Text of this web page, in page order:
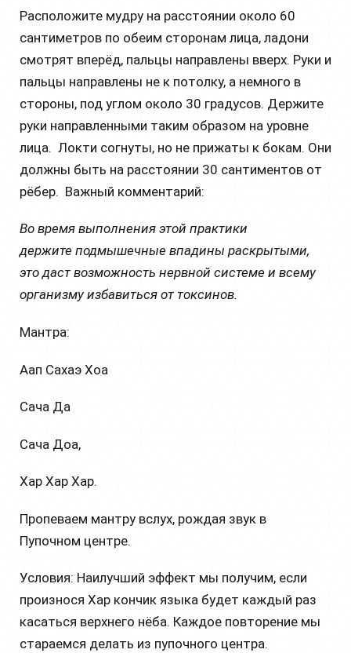
Расположите мудру на расстоянии около 60
сантиметров по обеим сторонам лица, ладони
смотрят вперёд, пальцы направлены вверх. Руки и
пальцы направлены не к потолку, а немного в
стороны, под углом около 30 градусов. Держите
руки направленными таким образом на уровне
лица. Локти согнуты, но не прижаты к бокам. Они
должны быть на расстоянии 30 сантиментов от
рёбер. Важный комментарий:
Во время выполнения этой практики
держите подмышечные впадины раскрытыми,
это даст возможность нервной системе и всему
организму избавиться от токсинов.
Мантра:
Аап Сахаэ Хоа
Сача Да
Сача Доа,
Хар Хар Хар.
Пропеваем мантру вслух, рождая звук в
Пупочном центре.
Условия: Наилучший эффект мы получим, если
произнося Хар кончик языка будет каждый раз
касаться верхнего нёба. Каждое повторение мы
стараемся делать из пупочного центра.